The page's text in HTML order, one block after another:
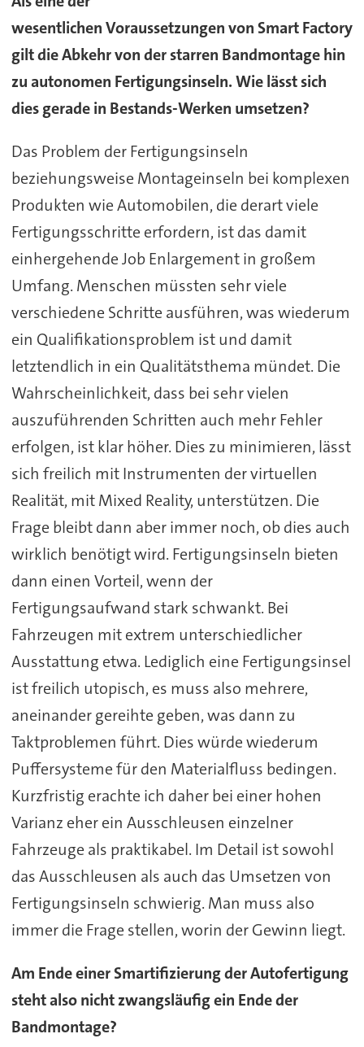
wesentlichen Voraussetzungen von Smart Factory
gilt die Abkehr von der starren Bandmontage hin
zu autonomen Fertigungsinseln. Wie lässt sich
dies gerade in Bestands-Werken umsetzen?
Das Problem der Fertigungsinseln
beziehungsweise Montageinseln bei komplexen
Produkten wie Automobilen, die derart viele
Fertigungsschritte erfordern, ist das damit
einhergehende Job Enlargement in großem
Umfang. Menschen müssten sehr viele
verschiedene Schritte ausführen, was wiederum
ein Qualifikationsproblem ist und damit
letztendlich in ein Qualitätsthema mündet. Die
Wahrscheinlichkeit, dass bei sehr vielen
auszuführenden Schritten auch mehr Fehler
erfolgen, ist klar höher. Dies zu minimieren, lässt
sich freilich mit Instrumenten der virtuellen
Realität, mit Mixed Reality, unterstützen. Die
Frage bleibt dann aber immer noch, ob dies auch
wirklich benötigt wird. Fertigungsinseln bieten
dann einen Vorteil, wenn der
Fertigungsaufwand stark schwankt. Bei
Fahrzeugen mit extrem unterschiedlicher
Ausstattung etwa. Lediglich eine Fertigungsinsel
ist freilich utopisch, es muss also mehrere,
aneinander gereihte geben, was dann zu
Taktproblemen führt. Dies würde wiederum
Puffersysteme für den Materialfluss bedingen.
Kurzfristig erachte ich daher bei einer hohen
Varianz eher ein Ausschleusen einzelner
Fahrzeuge als praktikabel. Im Detail ist sowohl
das Ausschleusen als auch das Umsetzen von
Fertigungsinseln schwierig. Man muss also
immer die Frage stellen, worin der Gewinn liegt.
Am Ende einer Smartifizierung der Autofertigung
steht also nicht zwangsläufig ein Ende der
Bandmontage?